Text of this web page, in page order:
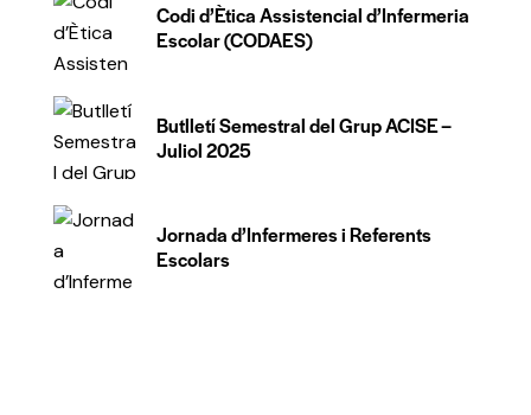
Codi d’Ètica Assistencial d’Infermeria
Escolar (CODAES)
Butlletí Semestral del Grup ACISE –
Juliol 2025
Jornada d’Infermeres i Referents
Escolars